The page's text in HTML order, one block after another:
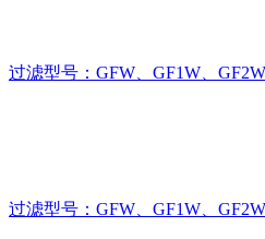
过滤型号：GFW、GF1W、
过滤型号：GFW、GF1W、